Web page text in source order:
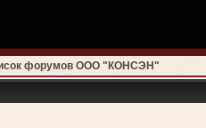
форумов ООО "КОНСЭН"